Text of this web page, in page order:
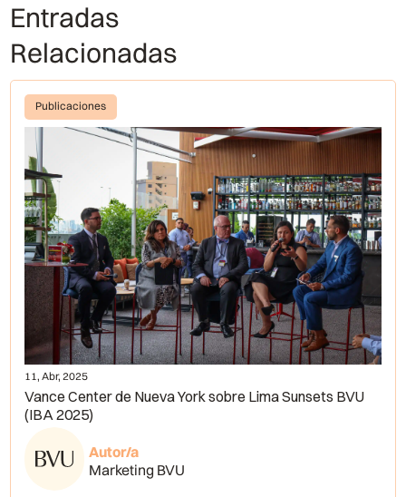
Entradas
Relacionadas
Publicaciones
11, Abr, 2025
Vance Center de Nueva York sobre Lima Sunsets BVU
(IBA 2025)
Autor/a
Marketing BVU